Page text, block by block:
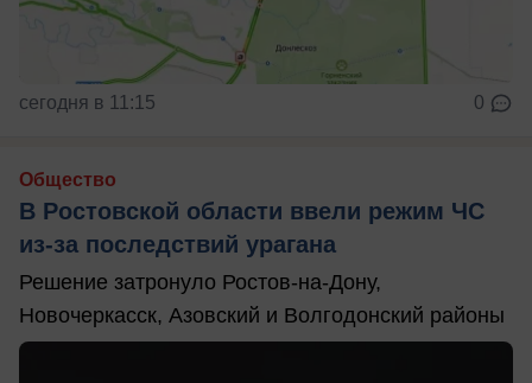
сегодня в 11:15 0
Общество
В Ростовской области ввели режим ЧС
из-за последствий урагана
Решение затронуло Ростов-на-Дону,
Новочеркасск, Азовский и Волгодонский районы